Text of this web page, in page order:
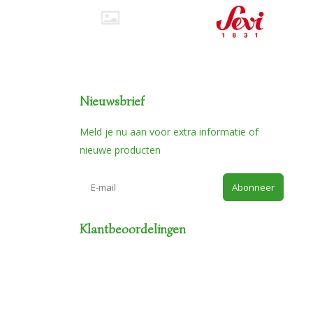
Nieuwsbrief
Meld je nu aan voor extra informatie of
nieuwe producten
Abonneer
Klantbeoordelingen